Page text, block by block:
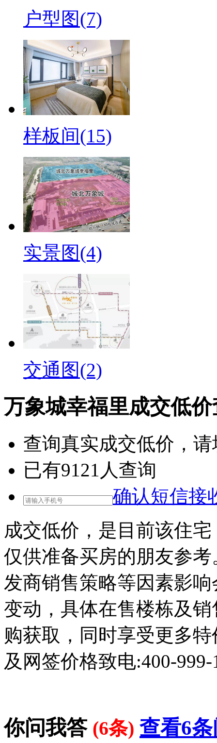
户型图(7)
样板间(15)
实景图(4)
交通图(2)
万象城幸福里成交低
查询真实成交低价 ，
已有9121 人查询
确认短信接
成交低价，是目前该住
仅供准备买房的朋友参
发商销售策略等因素影
变动，具体在售楼栋及
购获取，同时享受更多
及网签价格致电:400-
你问我答 (6条) 查看6